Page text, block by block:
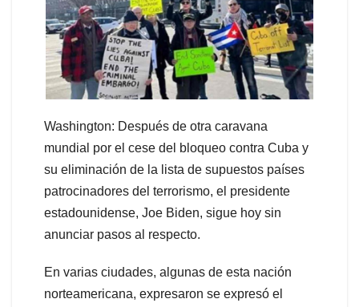
Washington: Después de otra caravana
mundial por el cese del bloqueo contra Cuba y
su eliminación de la lista de supuestos países
patrocinadores del terrorismo, el presidente
estadounidense, Joe Biden, sigue hoy sin
anunciar pasos al respecto.
En varias ciudades, algunas de esta nación
norteamericana, expresaron se expresó el